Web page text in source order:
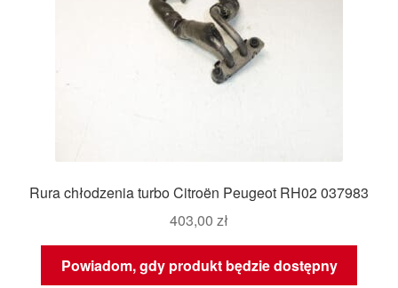
Rura chłodzenia turbo Citroën Peugeot RH02 037983
403,00 zł
Powiadom, gdy produkt będzie dostępny